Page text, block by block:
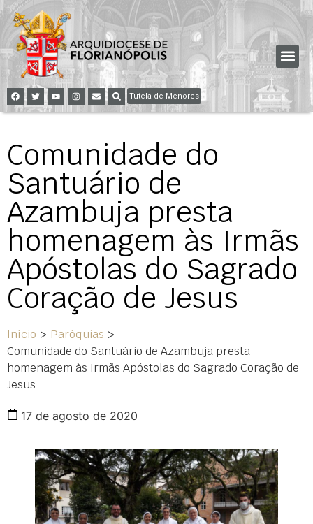
Tutela de Menores
Comunidade do
Santuário de
Azambuja presta
homenagem às Irmãs
Apóstolas do Sagrado
Coração de Jesus
Início > Paróquias >
Comunidade do Santuário de Azambuja presta
homenagem às Irmãs Apóstolas do Sagrado Coração de
Jesus
17 de agosto de 2020